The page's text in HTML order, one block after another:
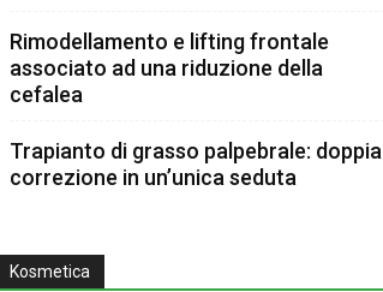
Rimodellamento e lifting frontale
associato ad una riduzione della
cefalea
Trapianto di grasso palpebrale: doppia
correzione in un’unica seduta
Kosmetica